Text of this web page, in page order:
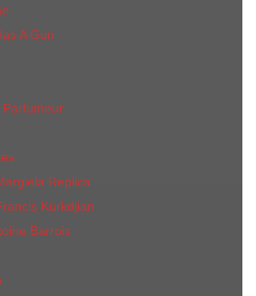
A Gun
Replica
Kurkdjian
Barrois